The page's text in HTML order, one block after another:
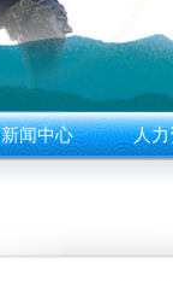
新闻中心 人力